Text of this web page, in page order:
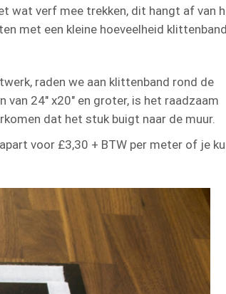
wat verf mee trekken, dit hangt af van
met een kleine hoeveelheid
raden we aan klittenband rond de
24″ x20″ en groter, is het raadzaam
dat het stuk buigt naar de muur.
voor £3,30 + BTW per meter of je